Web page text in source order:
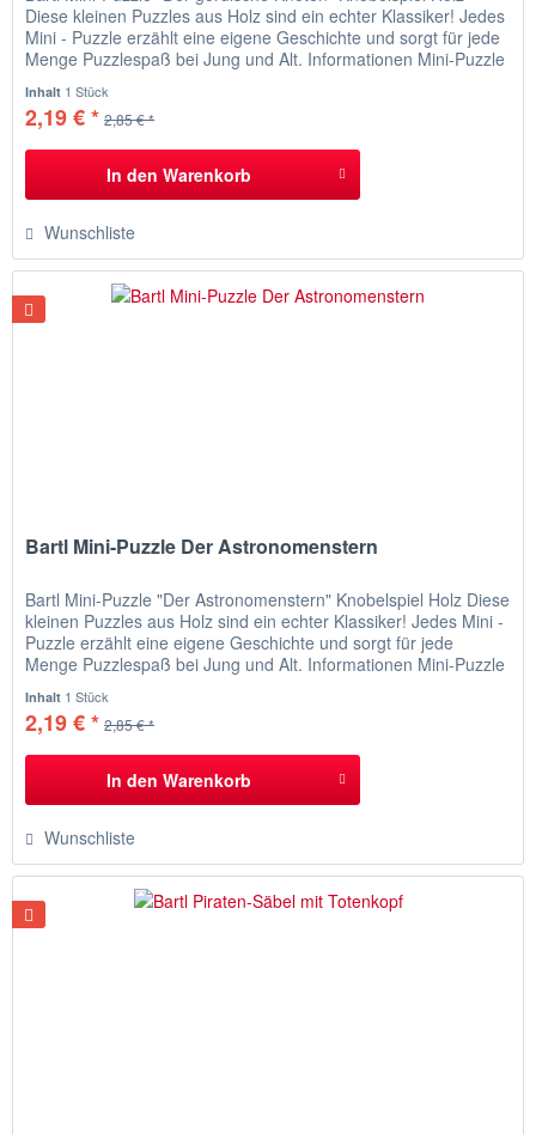
Diese kleinen Puzzles aus Holz sind ein echter Klassiker! Jedes
Mini - Puzzle erzählt eine eigene Geschichte und sorgt für jede
Menge Puzzlespaß bei Jung und Alt. Informationen Mini-Puzzle
seinen berühmten Knoten mit einem Schwerthieb in...
Inhalt 1 Stück
2,19 € * 2,85 € *
In den Warenkorb
Wunschliste
Bartl Mini-Puzzle Der Astronomenstern
Bartl Mini-Puzzle "Der Astronomenstern" Knobelspiel Holz Diese
kleinen Puzzles aus Holz sind ein echter Klassiker! Jedes Mini -
Puzzle erzählt eine eigene Geschichte und sorgt für jede
Menge Puzzlespaß bei Jung und Alt. Informationen Mini-Puzzle
entwarf ein Sternenmodell aus sechs Teilen, das er...
Inhalt 1 Stück
2,19 € * 2,85 € *
In den Warenkorb
Wunschliste